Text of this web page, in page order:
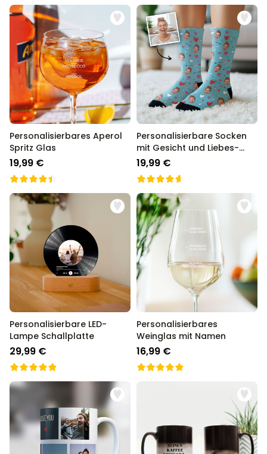
Personalisierbares Aperol
Spritz Glas
19,99 €
Personalisierbare Socken
mit Gesicht und Liebes-
Designs
19,99 €
Personalisierbare LED-
Lampe Schallplatte
29,99 €
Personalisierbares
Weinglas mit Namen
16,99 €